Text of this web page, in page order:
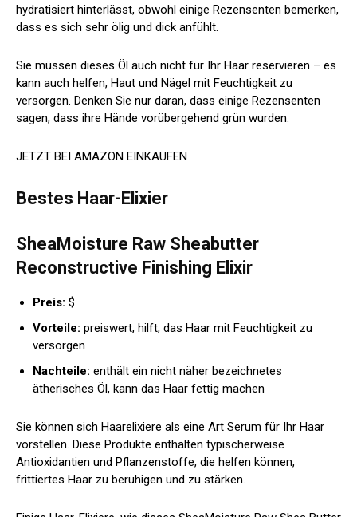
hydratisiert hinterlässt, obwohl einige Rezensenten bemerken,
dass es sich sehr ölig und dick anfühlt.
Sie müssen dieses Öl auch nicht für Ihr Haar reservieren – es
kann auch helfen, Haut und Nägel mit Feuchtigkeit zu
versorgen. Denken Sie nur daran, dass einige Rezensenten
sagen, dass ihre Hände vorübergehend grün wurden.
JETZT BEI AMAZON EINKAUFEN
Bestes Haar-Elixier
SheaMoisture Raw Sheabutter
Reconstructive Finishing Elixir
Preis: $
Vorteile: preiswert, hilft, das Haar mit Feuchtigkeit zu
versorgen
Nachteile: enthält ein nicht näher bezeichnetes
ätherisches Öl, kann das Haar fettig machen
Sie können sich Haarelixiere als eine Art Serum für Ihr Haar
vorstellen. Diese Produkte enthalten typischerweise
Antioxidantien und Pflanzenstoffe, die helfen können,
frittiertes Haar zu beruhigen und zu stärken.